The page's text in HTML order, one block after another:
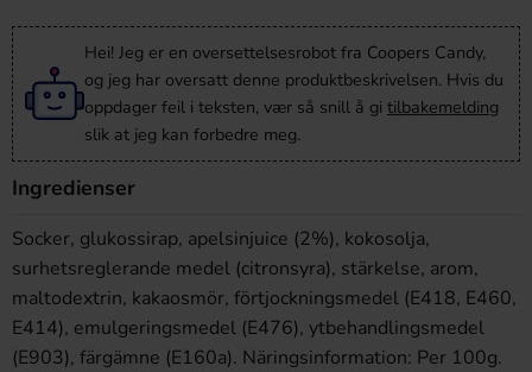
Hei! Jeg er en oversettelsesrobot fra Coopers Candy,
og jeg har oversatt denne produktbeskrivelsen. Hvis du
oppdager feil i teksten, vær så snill å gi tilbakemelding
slik at jeg kan forbedre meg.
Ingredienser
Socker, glukossirap, apelsinjuice (2%), kokosolja,
surhetsreglerande medel (citronsyra), stärkelse, arom,
maltodextrin, kakaosmör, förtjockningsmedel (E418, E460,
E414), emulgeringsmedel (E476), ytbehandlingsmedel
(E903), färgämne (E160a). Näringsinformation: Per 100g.